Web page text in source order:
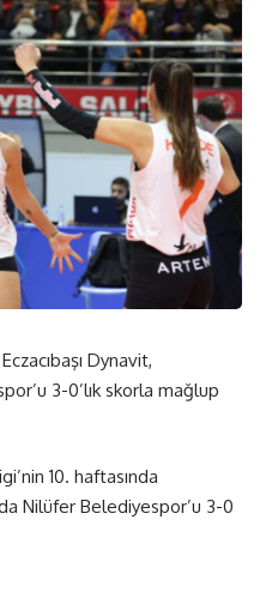
Dynavit,
3-0’lık skorla mağlup
10. haftasında
Nilüfer Belediyespor’u 3-0